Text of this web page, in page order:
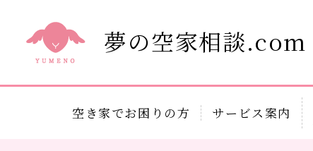
夢の空家相談.com
空き家でお困りの方 サービス案内